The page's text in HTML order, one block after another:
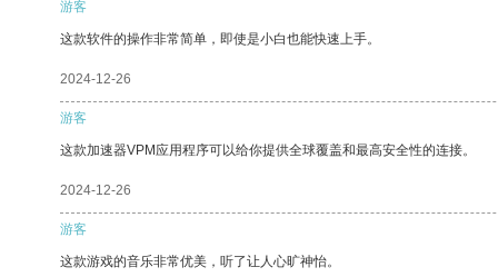
游客
这款软件的操作非常简单，即使是小白也能快速上手。
2024-12-26
游客
这款加速器VPM应用程序可以给你提供全球覆盖和最高安全性的连接。
2024-12-26
游客
这款游戏的音乐非常优美，听了让人心旷神怡。